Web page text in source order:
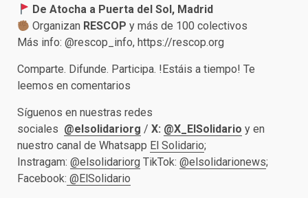
De Atocha a Puerta del Sol, Madrid
Organizan RESCOP y más de 100 colectivos
Más info: @rescop_info, https://rescop.org
Comparte. Difunde. Participa. !Estáis a tiempo! Te
leemos en comentarios
Síguenos en nuestras redes
sociales @elsolidariorg / X: @X_ElSolidario y en
nuestro canal de Whatsapp El Solidario;
Instragam: @elsolidariorg TikTok: @elsolidarionews;
Facebook: @ElSolidario